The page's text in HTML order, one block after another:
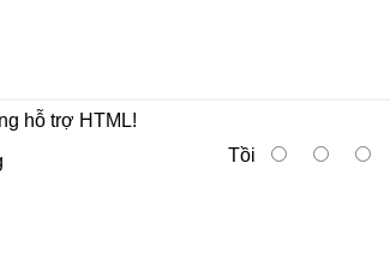
hỗ trợ HTML!
Tồi